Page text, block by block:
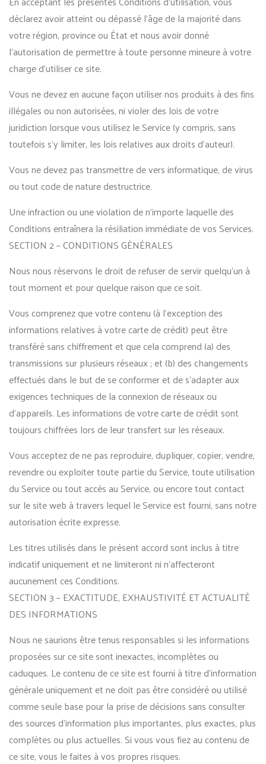
déclarez avoir atteint ou dépassé l’âge de la majorité dans
votre région, province ou État et nous avoir donné
l’autorisation de permettre à toute personne mineure à votre
charge d’utiliser ce site.
Vous ne devez en aucune façon utiliser nos produits à des fins
illégales ou non autorisées, ni violer des lois de votre
juridiction lorsque vous utilisez le Service (y compris, sans
toutefois s’y limiter, les lois relatives aux droits d’auteur).
Vous ne devez pas transmettre de vers informatique, de virus
ou tout code de nature destructrice.
Une infraction ou une violation de n’importe laquelle des
Conditions entraînera la résiliation immédiate de vos Services.
SECTION 2 – CONDITIONS GÉNÉRALES
Nous nous réservons le droit de refuser de servir quelqu’un à
tout moment et pour quelque raison que ce soit.
Vous comprenez que votre contenu (à l’exception des
informations relatives à votre carte de crédit) peut être
transféré sans chiffrement et que cela comprend (a) des
transmissions sur plusieurs réseaux ; et (b) des changements
effectués dans le but de se conformer et de s’adapter aux
exigences techniques de la connexion de réseaux ou
d’appareils. Les informations de votre carte de crédit sont
toujours chiffrées lors de leur transfert sur les réseaux.
Vous acceptez de ne pas reproduire, dupliquer, copier, vendre,
revendre ou exploiter toute partie du Service, toute utilisation
du Service ou tout accès au Service, ou encore tout contact
sur le site web à travers lequel le Service est fourni, sans notre
autorisation écrite expresse.
Les titres utilisés dans le présent accord sont inclus à titre
indicatif uniquement et ne limiteront ni n’affecteront
aucunement ces Conditions.
SECTION 3 – EXACTITUDE, EXHAUSTIVITÉ ET ACTUALITÉ
DES INFORMATIONS
Nous ne saurions être tenus responsables si les informations
proposées sur ce site sont inexactes, incomplètes ou
caduques. Le contenu de ce site est fourni à titre d’information
générale uniquement et ne doit pas être considéré ou utilisé
comme seule base pour la prise de décisions sans consulter
des sources d’information plus importantes, plus exactes, plus
complètes ou plus actuelles. Si vous vous fiez au contenu de
ce site, vous le faites à vos propres risques.